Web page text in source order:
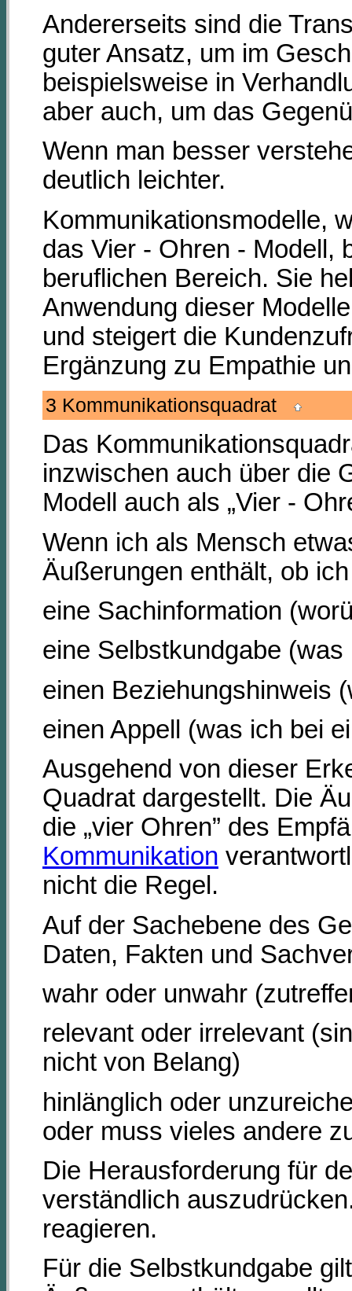
Andererseits sind die
guter Ansatz, um im
beispielsweise in
aber auch, um das
Wenn man besser
deutlich leichter.
Kommunikationsmodelle,
das Vier - Ohren - Modell,
beruflichen Bereich. Sie
Anwendung dieser
und steigert die
Ergänzung zu Empathie
3 Kommunikationsquadrat
Das
inzwischen auch über die
Modell auch als „Vier -
Wenn ich als Mensch
Äußerungen enthält, ob
eine Sachinformation
eine Selbstkundgabe
einen Beziehungshinweis
einen Appell (was ich bei
Ausgehend von dieser
Quadrat dargestellt. Die
die „vier Ohren” des
Kommunikation
nicht die Regel.
Auf der Sachebene des
Daten, Fakten und
wahr oder unwahr
relevant oder irrelevant
nicht von Belang)
hinlänglich oder
oder muss vieles andere
Die Herausforderung für
verständlich
reagieren.
Für die Selbstkundgabe